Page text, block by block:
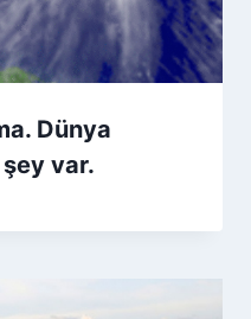
Dünya
var.